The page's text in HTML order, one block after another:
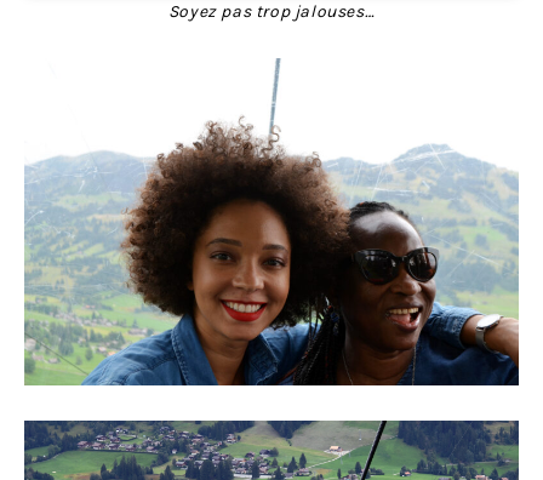
Soyez pas trop jalouses…